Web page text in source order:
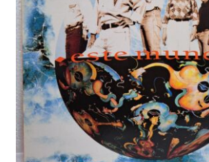
Oferta lunii
Contul meu
Blog
lei0,00